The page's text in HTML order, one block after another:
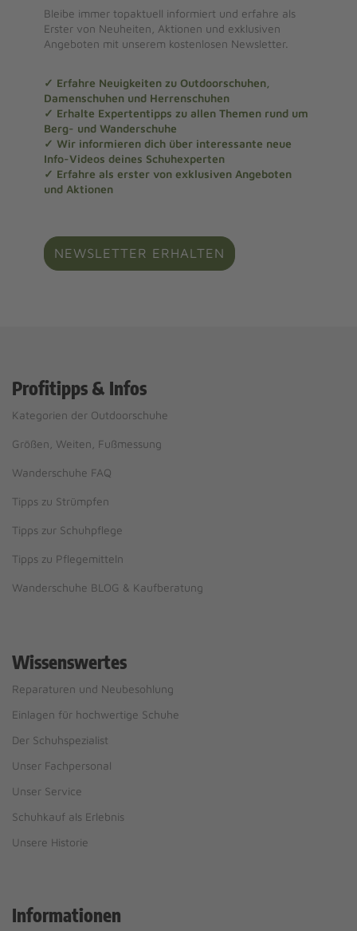
Bleibe immer topaktuell informiert und erfahre als
Erster von Neuheiten, Aktionen und exklusiven
Angeboten mit unserem kostenlosen Newsletter.
✓ Erfahre Neuigkeiten zu Outdoorschuhen,
Damenschuhen und Herrenschuhen
✓ Erhalte Expertentipps zu allen Themen rund um
Berg- und Wanderschuhe
✓ Wir informieren dich über interessante neue
Info-Videos deines Schuhexperten
✓ Erfahre als erster von exklusiven Angeboten
und Aktionen
NEWSLETTER ERHALTEN
Profitipps & Infos
Kategorien der Outdoorschuhe
Größen, Weiten, Fußmessung
Wanderschuhe FAQ
Tipps zu Strümpfen
Tipps zur Schuhpflege
Tipps zu Pflegemitteln
Wanderschuhe BLOG & Kaufberatung
Wissenswertes
Reparaturen und Neubesohlung
Einlagen für hochwertige Schuhe
Der Schuhspezialist
Unser Fachpersonal
Unser Service
Schuhkauf als Erlebnis
Unsere Historie
Informationen